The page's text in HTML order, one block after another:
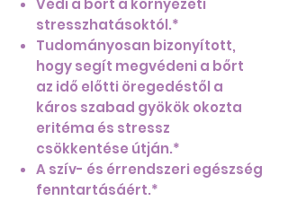
Védi a bőrt a környezeti
stresszhatásoktól.*
Tudományosan bizonyított,
hogy segít megvédeni a bőrt
az idő előtti öregedéstől a
káros szabad gyökök okozta
eritéma és stressz
csökkentése útján.*
A szív- és érrendszeri egészség
fenntartásáért.*